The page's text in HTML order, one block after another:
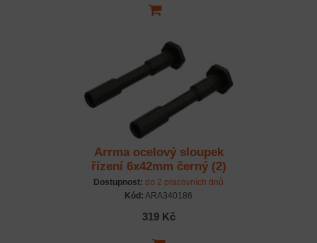
Arrma ocelový sloupek
řízení 6x42mm černý (2)
Dostupnost: do 2 pracovních dnů
Kód: ARA340186
319 Kč